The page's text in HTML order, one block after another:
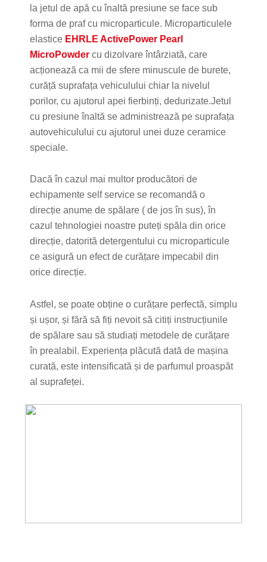
la jetul de apă cu înaltă presiune se face sub
forma de praf cu microparticule. Microparticulele
elastice EHRLE ActivePower Pearl
MicroPowdercu dizolvare întârziată, care
acționează ca mii de sfere minuscule de burete,
curăță suprafața vehiculului chiar la nivelul
porilor, cu ajutorul apei fierbinți, dedurizate.Jetul
cu presiune înaltă se administrează pe suprafața
autovehiculului cu ajutorul unei duze ceramice
speciale.
Dacă în cazul mai multor producători de
echipamente self service se recomandă o
direcție anume de spălare ( de jos în sus), în
cazul tehnologiei noastre puteți spăla din orice
direcție, datorită detergentului cu microparticule
ce asigură un efect de curățare impecabil din
orice direcție.
Astfel, se poate obține o curățare perfectă, simplu
și ușor, și fără să fiți nevoit să citiți instrucțiunile
de spălare sau să studiați metodele de curățare
în prealabil. Experiența plăcută dată de mașina
curată, este intensificată și de parfumul proaspăt
al suprafeței.